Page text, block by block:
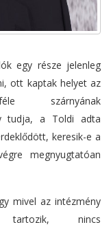
egy része jelenleg
ott kaptak helyet az
szárnyának
tudja, a Toldi adta
keresik-e a
megnyugtatóan
mivel az intézmény
nincs